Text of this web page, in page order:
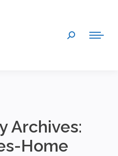
Search:
Archives:
Home